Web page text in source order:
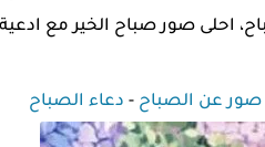
احلى صور صباح الخير مع
صور عن الصباح - دعاء الصباح